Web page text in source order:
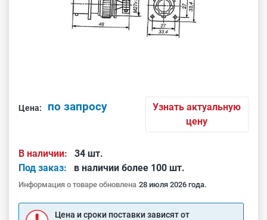
Цена: по запросу
Узнать актуальную
цену
В наличии:
34 шт.
Под заказ:
в наличии более 100 шт.
Информация о товаре обновлена 28 июля 2026 года.
Цена и сроки поставки зависят от